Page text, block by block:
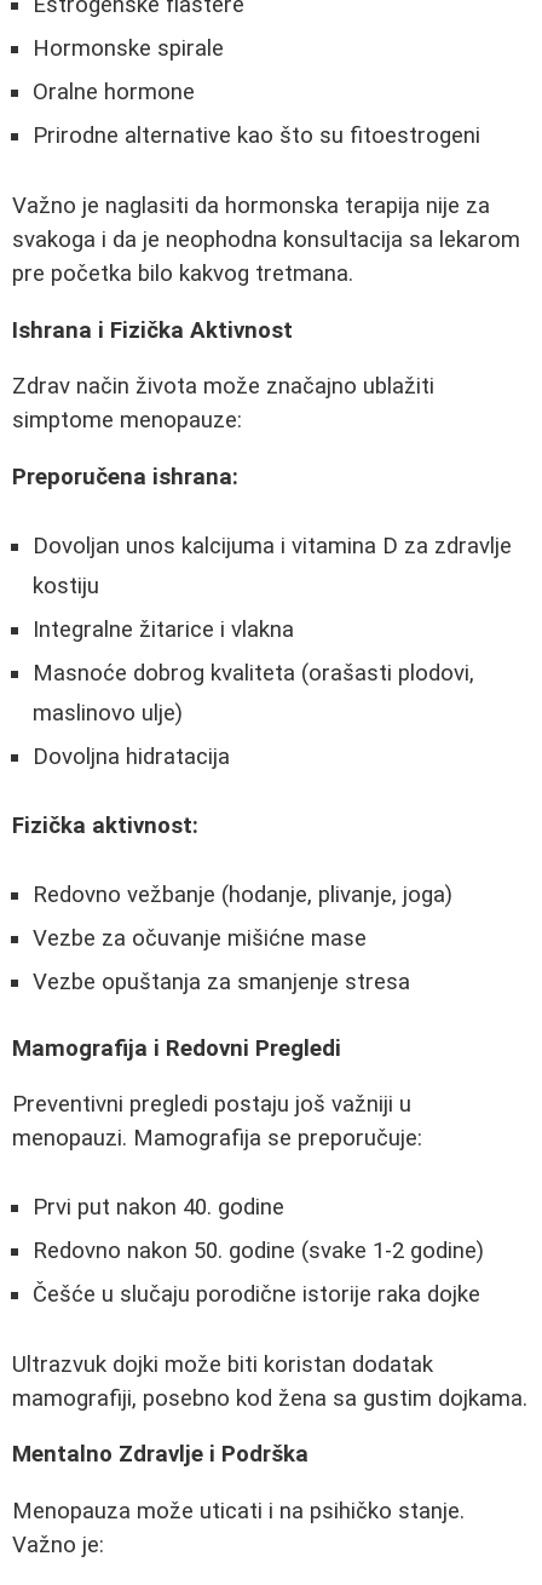
Estrogenske flastere
Hormonske spirale
Oralne hormone
Prirodne alternative kao što su fitoestrogeni
Važno je naglasiti da hormonska terapija nije za
svakoga i da je neophodna konsultacija sa lekarom
pre početka bilo kakvog tretmana.
Ishrana i Fizička Aktivnost
Zdrav način života može značajno ublažiti
simptome menopauze:
Preporučena ishrana:
Dovoljan unos kalcijuma i vitamina D za zdravlje
kostiju
Integralne žitarice i vlakna
Masnoće dobrog kvaliteta (orašasti plodovi,
maslinovo ulje)
Dovoljna hidratacija
Fizička aktivnost:
Redovno vežbanje (hodanje, plivanje, joga)
Vezbe za očuvanje mišićne mase
Vezbe opuštanja za smanjenje stresa
Mamografija i Redovni Pregledi
Preventivni pregledi postaju još važniji u
menopauzi. Mamografija se preporučuje:
Prvi put nakon 40. godine
Redovno nakon 50. godine (svake 1-2 godine)
Češće u slučaju porodične istorije raka dojke
Ultrazvuk dojki može biti koristan dodatak
mamografiji, posebno kod žena sa gustim dojkama.
Mentalno Zdravlje i Podrška
Menopauza može uticati i na psihičko stanje.
Važno je: